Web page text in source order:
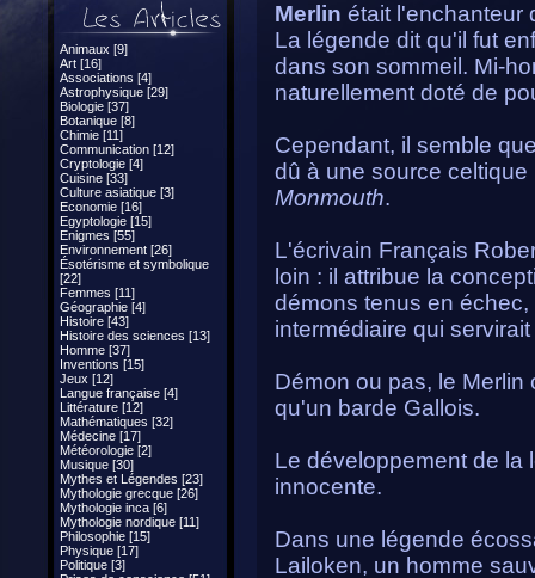
Animaux [9]
Art [16]
Associations [4]
Astrophysique [29]
Biologie [37]
Botanique [8]
Chimie [11]
Communication [12]
Cryptologie [4]
Cuisine [33]
Culture asiatique [3]
Economie [16]
Egyptologie [15]
Enigmes [55]
Environnement [26]
Ésotérisme et symbolique
[22]
Femmes [11]
Géographie [4]
Histoire [43]
Histoire des sciences [13]
Homme [37]
Inventions [15]
Jeux [12]
Langue française [4]
Littérature [12]
Mathématiques [32]
Médecine [17]
Météorologie [2]
Musique [30]
Mythes et Légendes [23]
Mythologie grecque [26]
Mythologie inca [6]
Mythologie nordique [11]
Philosophie [15]
Physique [17]
Politique [3]
Merlin était l'enchanteur
La légende dit qu'il fut
dans son sommeil. Mi-
naturellement doté de
Cependant, il semble
dû à une source
Monmouth.
L'écrivain Français
loin : il attribue la
démons tenus en
intermédiaire qui
Démon ou pas, le Merlin
qu'un barde Gallois.
Le développement de la
innocente.
Dans une légende
Lailoken, un homme